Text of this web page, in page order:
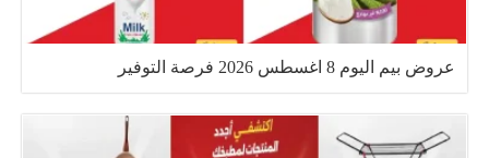
عروض بيم اليوم 8 اغسطس 2026 فرصة التوفير